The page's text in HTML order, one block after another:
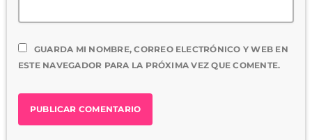
GUARDA MI NOMBRE, CORREO ELECTRÓNICO Y WEB EN
ESTE NAVEGADOR PARA LA PRÓXIMA VEZ QUE COMENTE.